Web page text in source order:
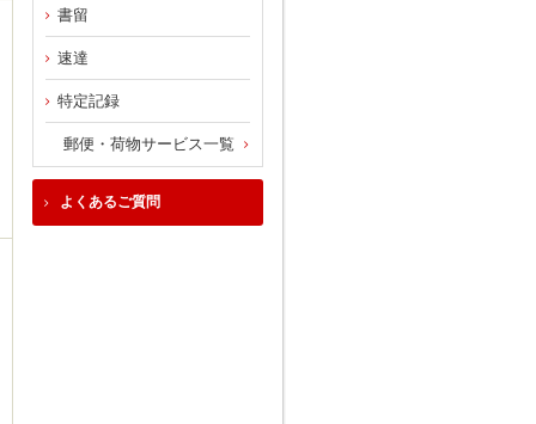
書留
速達
特定記録
郵便・荷物サービス一覧
よくあるご質問